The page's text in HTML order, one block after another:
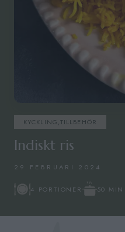
KYCKLING TILLBEHÖR
Indiskt ris
29 FEBRUARI 2024
4 PORTIONER 50 MIN